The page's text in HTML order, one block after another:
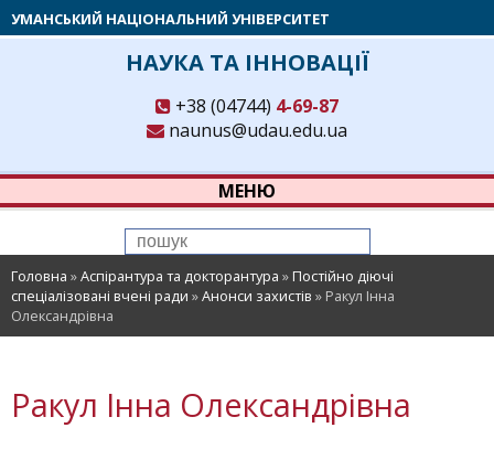
УМАНСЬКИЙ НАЦІОНАЛЬНИЙ УНІВЕРСИТЕТ
НАУКА ТА ІННОВАЦІЇ
+38 (04744) 4-69-87
naunus@udau.edu.ua
МЕНЮ
Головна »Аспірантура та докторантура »Постійно діючі
спеціалізовані вчені ради »Анонси захистів » Ракул Інна
Олександрівна
Ракул Інна Олександрівна